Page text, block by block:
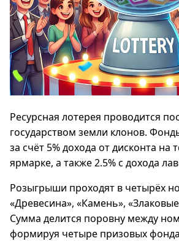
Ресурсная лотерея проводится
государством земли клонов.
за счёт 5% дохода от дисконта
ярмарке, а также 2.5% с дохода
Розыгрыши проходят в четырёх
«Древесина», «Камень»,
Сумма делится поровну между
формируя четыре призовых